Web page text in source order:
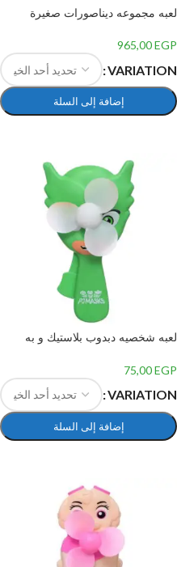
لعبه مجموعه ديناصورات صغيرة
965,00EGP
VARIATION
إضافة إلى السلة
لعبه شخصيه دبدوب بلاستيك و به
75,00EGP
VARIATION
إضافة إلى السلة